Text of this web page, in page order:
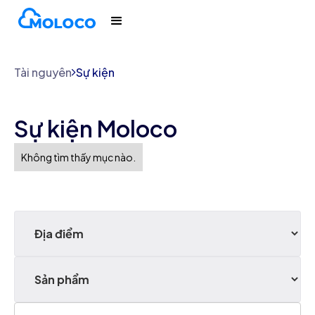
Tài nguyên Sự kiện
Sự kiện Moloco
Không tìm thấy mục nào.